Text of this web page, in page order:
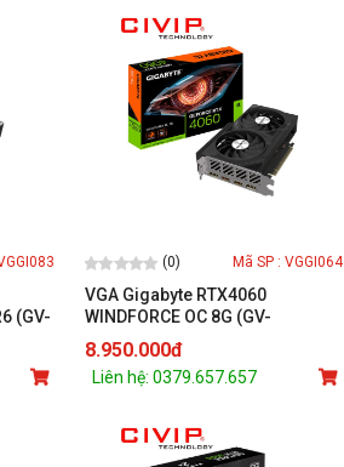
(GV-
(0) Mã SP : VGGI064
VGA Gigabyte RTX4060
WINDFORCE OC 8G (GV-
N4060WF2OC-8GD)
8.950.000đ
Liên hệ: 0379.657.657